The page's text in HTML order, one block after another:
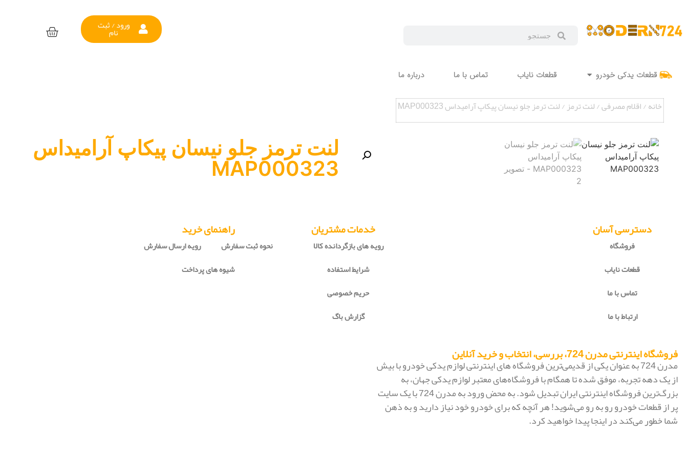
ورود / ثبت
نام
قطعات یدکی خودرو قطعات نایاب تماس با ما درباره ما
خانه/اقلام مصرفی/لنت ترمز/ لنت ترمز جلو نیسان پیکاپ آرامیداس MAP000323
لنت ترمز جلو نیسان پیکاپ آرامیداس
MAP000323
دسترسی آسان
فروشگاه
قطعات نایاب
تماس با ما
ارتباط با ما
خدمات مشتریان
رویه های بازگردانده کالا
شرایط استفاده
حریم خصوصی
گزارش باگ
راهنمای خرید
نحوه ثبت سفارش
رویه ارسال سفارش
شیوه های پرداخت
فروشگاه اینترنتی مدرن 724، بررسی، انتخاب و خرید آنلاین
مدرن 724 به عنوان یکی از قدیمی‌ترین فروشگاه های اینترنتی لوازم یدکی خودرو با بیش
از یک دهه تجربه، موفق شده تا همگام با فروشگاه‌های معتبر لوازم یدکی جهان، به
بزرگ‌ترین فروشگاه اینترنتی ایران تبدیل شود. به محض ورود به مدرن 724 با یک سایت
پر از قطعات خودرو رو به رو می‌شوید! هر آنچه که برای خودرو خود نیاز دارید و به ذهن
شما خطور می‌کند در اینجا پیدا خواهید کرد.